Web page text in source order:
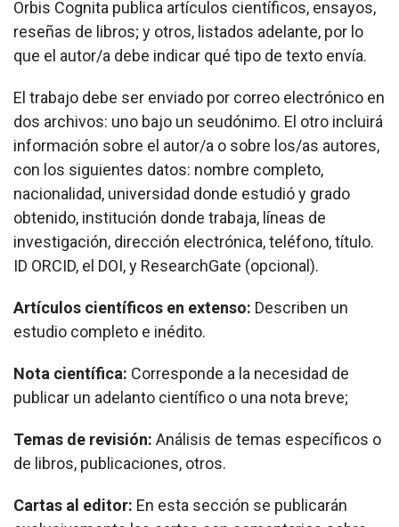
Orbis Cognita publica artículos científicos, ensayos,
reseñas de libros; y otros, listados adelante, por lo
que el autor/a debe indicar qué tipo de texto envía.
El trabajo debe ser enviado por correo electrónico en
dos archivos: uno bajo un seudónimo. El otro incluirá
información sobre el autor/a o sobre los/as autores,
con los siguientes datos: nombre completo,
nacionalidad, universidad donde estudió y grado
obtenido, institución donde trabaja, líneas de
investigación, dirección electrónica, teléfono, título.
ID ORCID, el DOI, y ResearchGate (opcional).
Artículos científicos en extenso: Describen un
estudio completo e inédito.
Nota científica: Corresponde a la necesidad de
publicar un adelanto científico o una nota breve;
Temas de revisión: Análisis de temas específicos o
de libros, publicaciones, otros.
Cartas al editor: En esta sección se publicarán